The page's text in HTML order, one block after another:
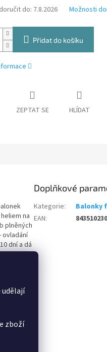
udělají
zboží
do: 7.8.2026 Možnosti
Přidat do košíku
ZEPTAT SE HLÍDAT
na
plněných
ovladání
dní a dá
Doplňkové
Kategorie:
Balonky
EAN: